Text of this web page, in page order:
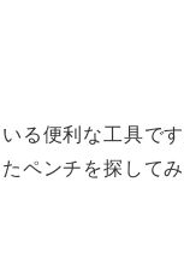
る便利な工具で
ペンチを探してみ